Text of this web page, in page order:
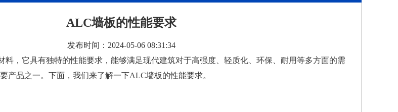
ALC墙板的性能要求
发布时间：2024-05-06 08:31:34
料，它具有独特的性能要求，能够满足现代建筑对于高强度、轻质化、环保、耐用等多方面的需
产品之一。下面，我们来了解一下ALC墙板的性能要求。